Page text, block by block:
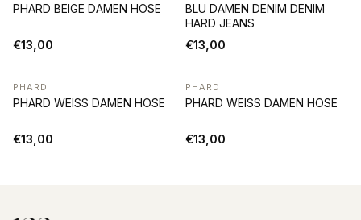
PHARD BEIGE DAMEN HOSE
€13,00
BLU DAMEN DENIM DENIM
HARD JEANS
€13,00
PHARD
PHARD WEISS DAMEN HOSE
€13,00
PHARD
PHARD WEISS DAMEN HOSE
€13,00